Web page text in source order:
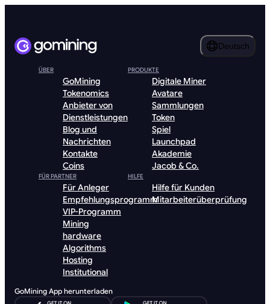
Deutsch
ÜBER
GoMining
Tokenomics
Anbieter von
Dienstleistungen
Blog und
Nachrichten
Kontakte
Coins
PRODUKTE
Digitale Miner
Avatare
Sammlungen
Token
Spiel
Launchpad
Akademie
Jacob & Co.
FÜR PARTNER
Für Anleger
Empfehlungsprogramm
VIP-Programm
Mining
hardware
Algorithms
Hosting
Institutional
HILFE
Hilfe für Kunden
Mitarbeiterüberprüfung
GoMining App herunterladen